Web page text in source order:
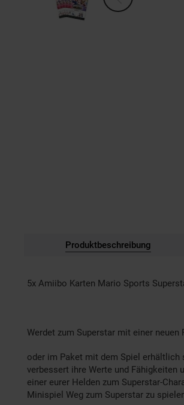
Produktbeschreibung
5x Amiibo Karten Mario Sports
Werdet zum Superstar mit einer
oder im Paket mit dem Spiel erhältlich
verbessert ihre Werte und Fähigkeiten
einer eurer Helden zum Superstar-
Minispiel Weg zum Superstar zu